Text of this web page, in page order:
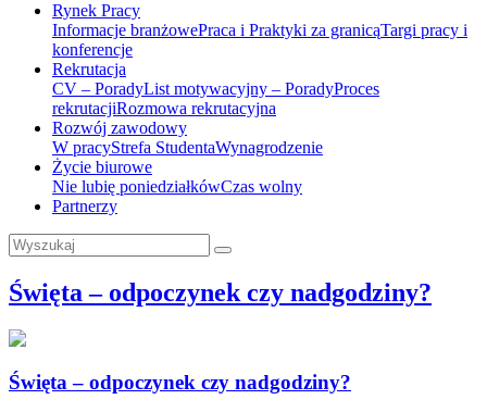
Rynek Pracy
Informacje branżowePraca i Praktyki za granicąTargi pracy i
konferencje
Rekrutacja
CV – PoradyList motywacyjny – PoradyProces
rekrutacjiRozmowa rekrutacyjna
Rozwój zawodowy
W pracyStrefa StudentaWynagrodzenie
Życie biurowe
Nie lubię poniedziałkówCzas wolny
Partnerzy
Święta – odpoczynek czy nadgodziny?
Święta – odpoczynek czy nadgodziny?